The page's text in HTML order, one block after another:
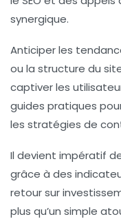
synergique.
Anticiper les
ou la structure du
captiver les
guides pratiques
les stratégies de
Il devient impératif
grâce à des
retour sur
plus qu’un simple